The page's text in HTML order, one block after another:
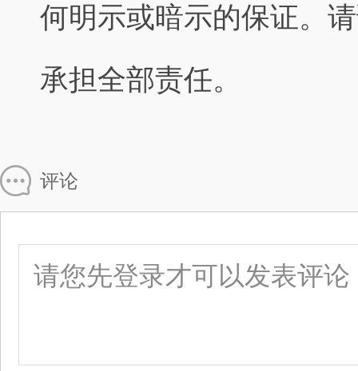
何明示或暗示的保证。
承担全部责任。
评论